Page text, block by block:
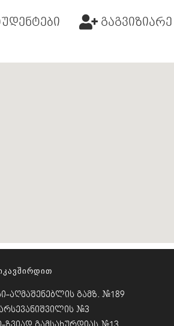
აღმაშენებლის გამზ. #189
#3